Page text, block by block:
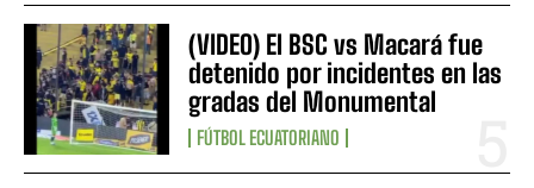
(VIDEO) El BSC vs Macará fue
detenido por incidentes en las
gradas del Monumental
FÚTBOL ECUATORIANO